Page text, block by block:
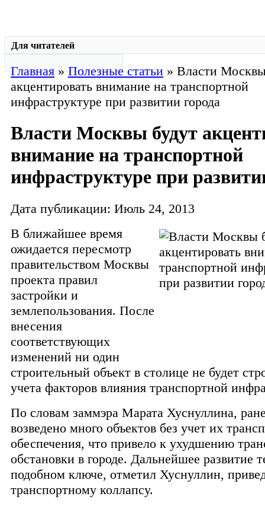
Для читателей
Главная»Полезные статьи » Власти
акцентировать внимание на транспортной
инфраструктуре при развитии города
Власти Москвы будут
внимание на транспортной
инфраструктуре при
Дата публикации: Июль 24, 2013
В ближайшее время
ожидается пересмотр
правительством Москвы
проекта правил
застройки и
землепользования. После
внесения
соответствующих
изменений ни один
строительный объект в столице не будет
учета факторов влияния транспортной
По словам заммэра Марата Хуснуллина,
возведено много объектов без учет их
обеспечения, что привело к ухудшению
обстановки в городе. Дальнейшее развитие
подобном ключе, отметил Хуснуллин,
транспортному коллапсу.